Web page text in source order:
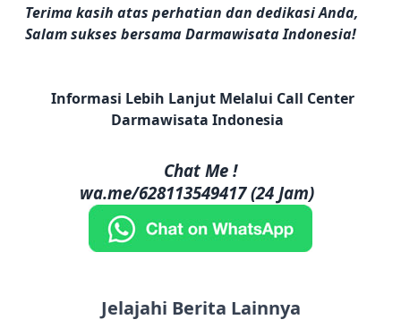
Terima kasih atas perhatian dan dedikasi Anda,
Salam sukses bersama Darmawisata Indonesia!
Informasi Lebih Lanjut Melalui Call Center
Darmawisata Indonesia
Chat Me !
wa.me/628113549417 (24 Jam)
Jelajahi Berita Lainnya